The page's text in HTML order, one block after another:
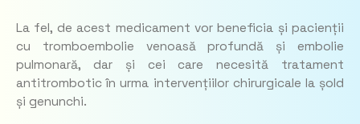
La fel, de acest medicament vor beneficia și pacienții
cu tromboembolie venoasă profundă și embolie
pulmonară, dar și cei care necesită tratament
antitrombotic în urma intervențiilor chirurgicale la șold
și genunchi.